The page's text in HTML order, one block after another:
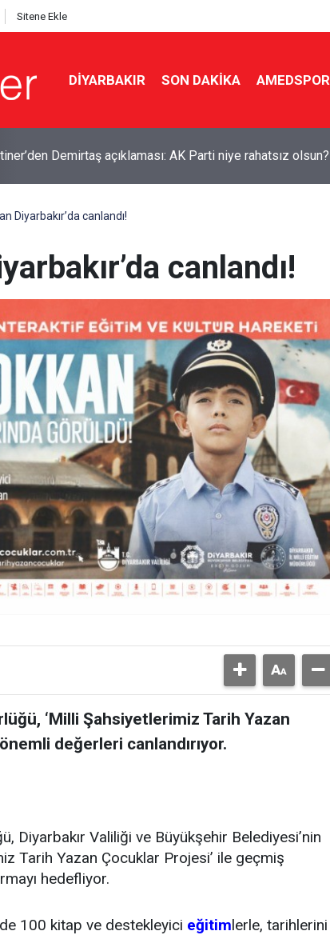
Sitene Ekle
DIYARBAKIR SON DAKIKA AMEDSPOR
dağ keçileri sürü halinde görüldü
Diyarbakır’da canlandı!
canlandı!
‘Milli Şahsiyetlerimiz Tarih Yazan
değerleri canlandırıyor.
Diyarbakır Valiliği ve Büyükşehir Belediyesi’nin
Tarih Yazan Çocuklar Projesi’ ile geçmiş
hedefliyor.
100 kitap ve destekleyici eğitimlerle, tarihlerini